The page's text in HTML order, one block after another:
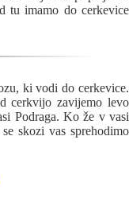
tu imamo do cerkevice
ki vodi do cerkevice.
cerkvijo zavijemo levo
Podraga. Ko že v vasi
skozi vas sprehodimo